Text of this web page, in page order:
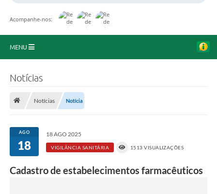
Acompanhe-nos:
MENU
Portal da Transparência
Secretarias
Notícias
Notícias Notícia
AGO
18
18 AGO 2025
VIGILÂNCIA SANITÁRIA 1513 VISUALIZAÇÕES
Cadastro de estabelecimentos farmacêuticos